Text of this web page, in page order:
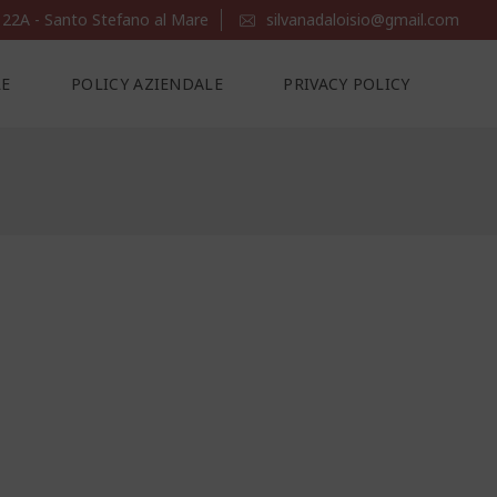
- Santo Stefano al Mare silvanadaloisio@gmail.com
POLICY AZIENDALE PRIVACY POLICY